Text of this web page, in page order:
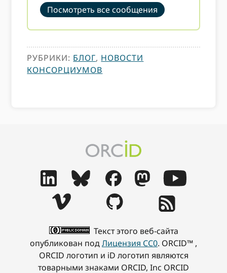
Посмотреть все сообщения
РУБРИКИ: БЛОГ, НОВОСТИ
КОНСОРЦИУМОВ
Текст этого веб-сайта
опубликован подЛицензия CC0. ORCID™ ,
ORCID логотип и iD логотип являются
товарными знаками ORCID, Inc ORCID